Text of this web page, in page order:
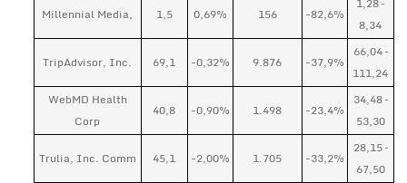
Millennial Media, 1,5 0,69% 156 -82,6%
8,34
TripAdvisor, Inc. 69,1 -0,32% 9.876 -37,9%
66,04 –
111,24
WebMD Health
Corp
40,8 -0,90% 1.498 -23,4%
34,48 –
53,30
Trulia, Inc. Comm 45,1 -2,00% 1.705 -33,2%
28,15 –
67,50